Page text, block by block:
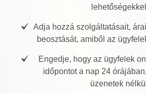
Adja hozzá szolgáltatásait,
beosztását, amiből az
Engedje, hogy az ügyfelek
időpontot a nap 24
üzenetek